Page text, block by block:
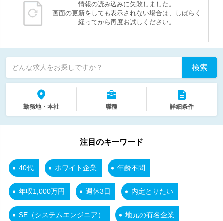
情報の読み込みに失敗しました。
画面の更新をしても表示されない場合は、しばらく
経ってから再度お試しください。
どんな求人をお探しですか？ 検索
勤務地・本社 職種 詳細条件
注目のキーワード
40代 ホワイト企業 年齢不問
年収1,000万円 週休3日 内定とりたい
SE（システムエンジニア） 地元の有名企業